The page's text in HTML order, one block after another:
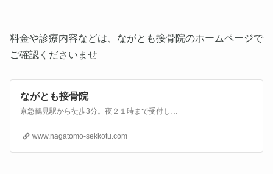
料金や診療内容などは、ながとも接骨院のホームページで
ご確認くださいませ
ながとも接骨院
京急鶴見駅から徒歩3分。夜２１時まで受付している接骨院です。
www.nagatomo-sekkotu.com